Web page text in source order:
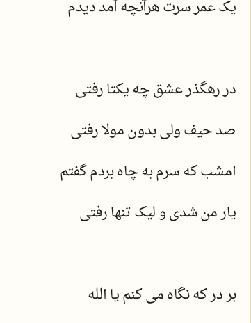
یک عمر سرت هرآنچه آمد دیدم
در رهگذر عشق چه یکتا رفتی
صد حیف ولی بدون مولا رفتی
امشب که سرم به چاه بردم گفتم
یار من شدی و لیک تنها رفتی
بر در که نگاه می کنم یا الله